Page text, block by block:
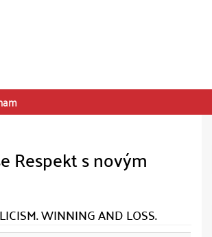
Respekt s novým
WINNING AND LOSS.